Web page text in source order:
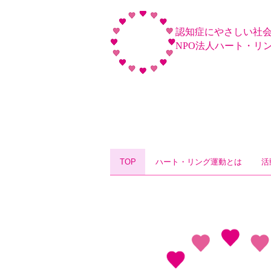
認知症にやさしい社
NPO法人ハート・リ
TOP ハート・リング運動とは 活